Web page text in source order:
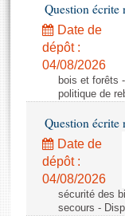
Projets de loi
Propositions de loi
Amendements
Textes adoptés
Rapports législatifs
Rapports sur
Baromètre de
Histoire
Juniors
Anciennes
Contacts et
Photos libres
Question écrite
Date de
dépôt :
04/08/2026
bois et forêts
politique de
Question
Date de
dépôt :
04/08/2026
sécurité des
secours -